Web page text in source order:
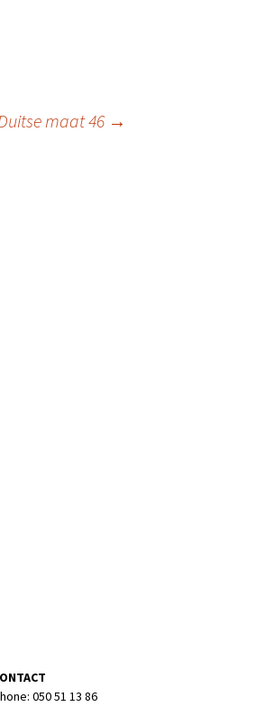
maat 46 →
050 51 13 86